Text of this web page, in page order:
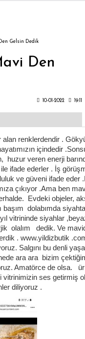
Gelsin Dedik
Den
10-01-2022 19:11
renklerdendir .
içindedir
huzur veren enerji
ifade ederler . İş
ve güveni ifade eder
çıkıyor .Ama ben
Evdeki objeler,
dolabımda
vitrininde siyahlar
olalım dedik. Ve
. www.yildizbutik
Salgını bu denli
ara ara bizim
Amatörce de olsa.
vitrinimizin ses getirmiş
diliyoruz .